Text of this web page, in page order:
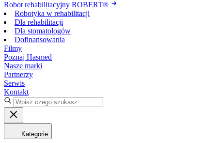
Robot rehabilitacyjny ROBERT®
Robotyka w rehabilitacji
Dla rehabilitacji
Dla stomatologów
Dofinansowania
Filmy
Poznaj Hasmed
Nasze marki
Partnerzy
Serwis
Kontakt
Kategorie